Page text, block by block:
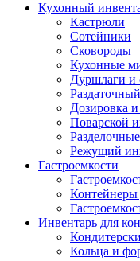
Кухонный
Кастрюли
Сотейники
Сковороды
Кухонные
Дуршлаги и
Дозировка
Поварской
Режущий
Гастроемкости
Контейнеры
Инвентарь для
Кольца и